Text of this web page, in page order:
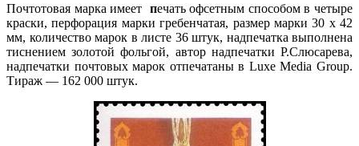
Почтотовая марка имеет печать офсетным способом в четыре
краски, перфорация марки гребенчатая, размер марки 30 х 42
мм, количество марок в листе 36 штук, надпечатка выполнена
тиснением золотой фольгой, автор надпечатки Р.Слюсарева,
надпечатки почтовых марок отпечатаны в Luxe Media Group.
Тираж — 162 000 штук.